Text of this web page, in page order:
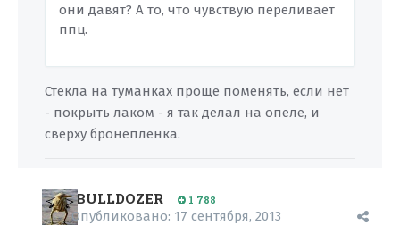
они давят? А то, что чувствую переливает
ппц.
Стекла на туманках проще поменять, если нет
- покрыть лаком - я так делал на опеле, и
сверху бронепленка.
BULLDOZER 1 788
Опубликовано: 17 сентября, 2013